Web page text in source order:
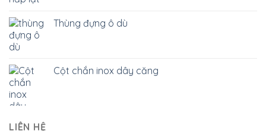
Thùng đựng ô dù
Cột chắn inox dây căng
LIÊN HỆ